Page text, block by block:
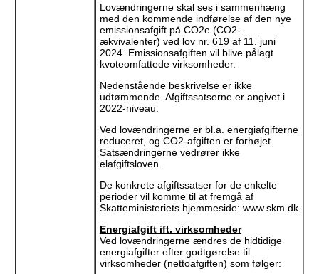
Lovændringerne skal ses i sammenhæng
med den kommende indførelse af den nye
emissionsafgift på CO2e (CO2-
ækvivalenter) ved lov nr. 619 af 11. juni
2024. Emissionsafgiften vil blive pålagt
kvoteomfattede virksomheder.
Nedenstående beskrivelse er ikke
udtømmende. Afgiftssatserne er angivet i
2022-niveau.
Ved lovændringerne er bl.a. energiafgifterne
reduceret, og CO2-afgiften er forhøjet.
Satsændringerne vedrører ikke
elafgiftsloven.
De konkrete afgiftssatser for de enkelte
perioder vil komme til at fremgå af
Skatteministeriets hjemmeside: www.skm.dk
Energiafgift ift. virksomheder
Ved lovændringerne ændres de hidtidige
energiafgifter efter godtgørelse til
virksomheder (nettoafgiften) som følger: